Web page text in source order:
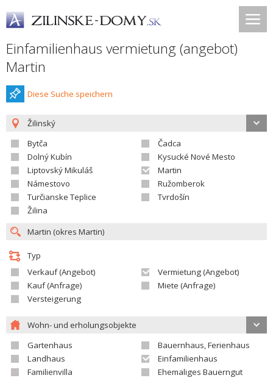
Einfamilienhaus vermietung (angebot)
Martin
Diese Suche speichern
Žilinský
Bytča
Čadca
Dolný Kubín
Kysucké Nové Mesto
Liptovský Mikuláš
Martin
Námestovo
Ružomberok
Turčianske Teplice
Tvrdošín
Žilina
Typ
Verkauf (Angebot)
Vermietung (Angebot)
Kauf (Anfrage)
Miete (Anfrage)
Versteigerung
Wohn- und erholungsobjekte
Gartenhaus
Bauernhaus, Ferienhaus
Landhaus
Einfamilienhaus
Familienvilla
Ehemaliges Bauerngut